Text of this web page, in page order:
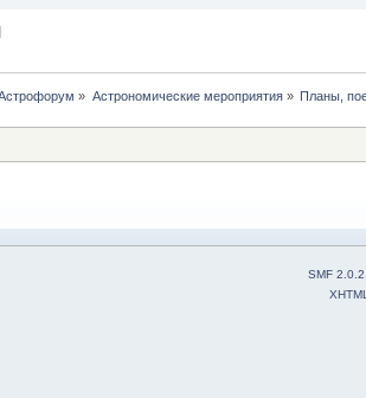
» Астрономические мероприятия» Планы,
SMF 2.0.2